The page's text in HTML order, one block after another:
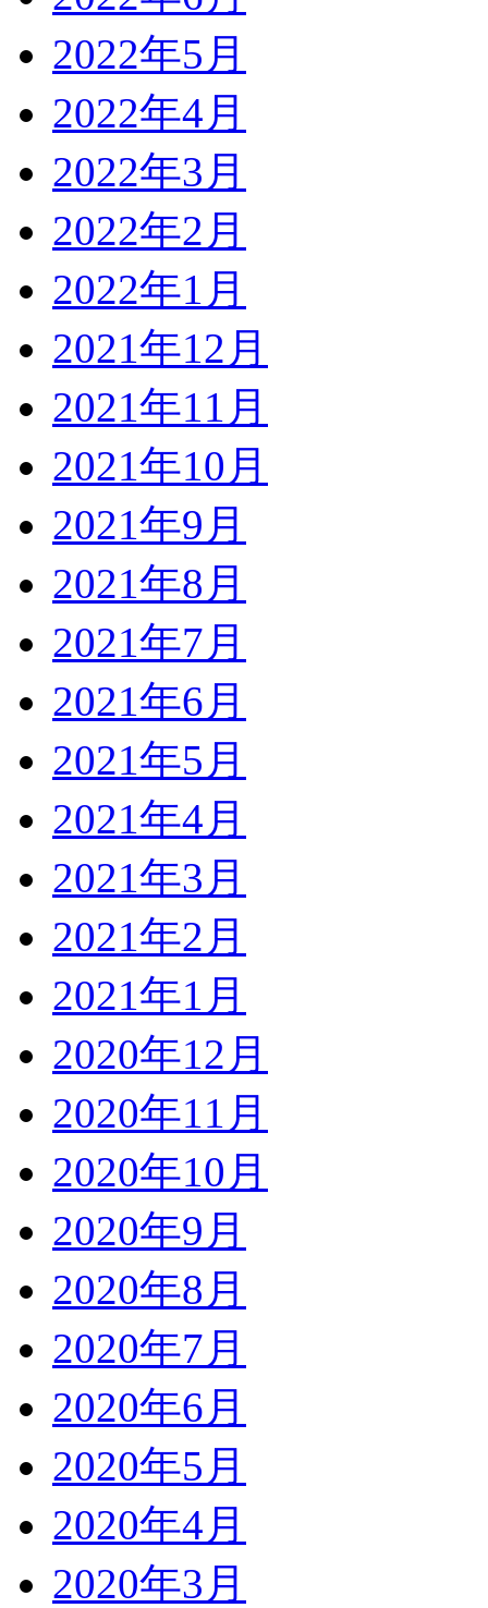
2022年5月
2022年4月
2022年3月
2022年2月
2022年1月
2021年12月
2021年11月
2021年10月
2021年9月
2021年8月
2021年7月
2021年6月
2021年5月
2021年4月
2021年3月
2021年2月
2021年1月
2020年12月
2020年11月
2020年10月
2020年9月
2020年8月
2020年7月
2020年6月
2020年5月
2020年4月
2020年3月